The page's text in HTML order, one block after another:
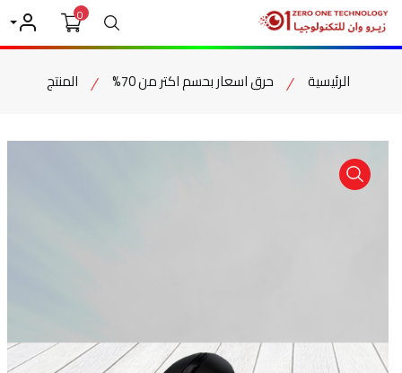
بحث0
حسابي
الرئيسية حرق اسعار بحسم اكتر من 70% المنتج
item view